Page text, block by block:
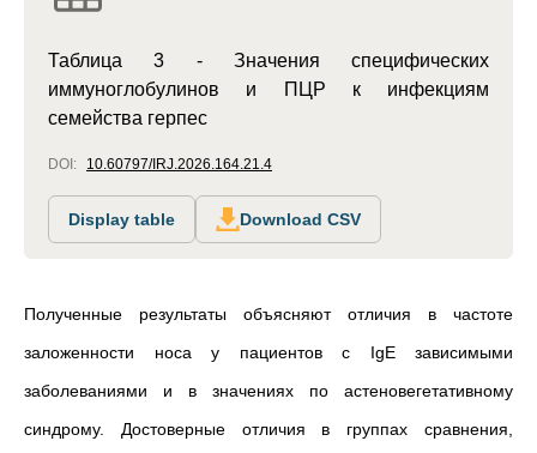
Таблица 3 - Значения специфических
иммуноглобулинов и ПЦР к инфекциям
семейства герпес
DOI: 10.60797/IRJ.2026.164.21.4
Display table Download CSV
Полученные результаты объясняют отличия в частоте
заложенности носа у пациентов с IgE зависимыми
заболеваниями и в значениях по астеновегетативному
синдрому. Достоверные отличия в группах сравнения,